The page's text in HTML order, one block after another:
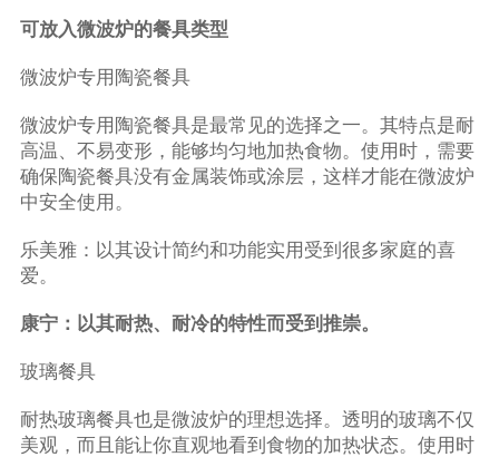
可放入微波炉的餐具类型
微波炉专用陶瓷餐具
微波炉专用陶瓷餐具是最常见的选择之一。其特点是耐
高温、不易变形，能够均匀地加热食物。使用时，需要
确保陶瓷餐具没有金属装饰或涂层，这样才能在微波炉
中安全使用。
乐美雅：以其设计简约和功能实用受到很多家庭的喜
爱。
康宁：以其耐热、耐冷的特性而受到推崇。
玻璃餐具
耐热玻璃餐具也是微波炉的理想选择。透明的玻璃不仅
美观，而且能让你直观地看到食物的加热状态。使用时